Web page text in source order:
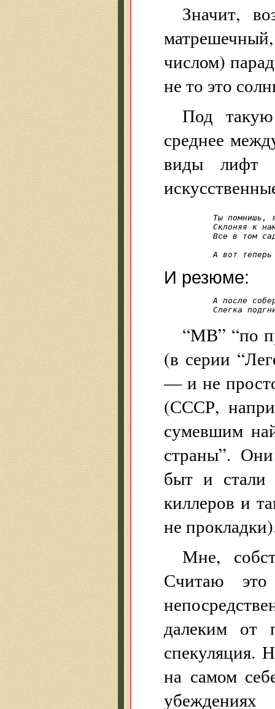
Значит,
числом)
не то это
Под
среднее
виды лифт
Ты помнишь,
Склоняя к
Все в том
А вот
И резюме:
А после
Слегка
“МВ” “по
(в серии
— и не
(СССР,
сумевшим
страны”.
быт и стали
киллеров и
не
Мне,
Считаю
далеким от
спекуляция.
на самом